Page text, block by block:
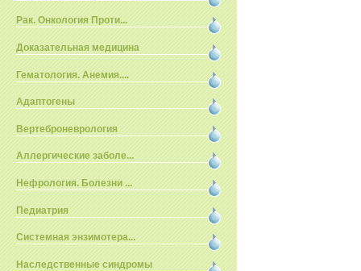
Рак. Онкология Проти...
Доказательная медицина
Гематология. Анемия....
Адаптогены
Вертеброневрология
Аллергические заболе...
Нефрология. Болезни ...
Педиатрия
Системная энзимотера...
Наследственные синдромы